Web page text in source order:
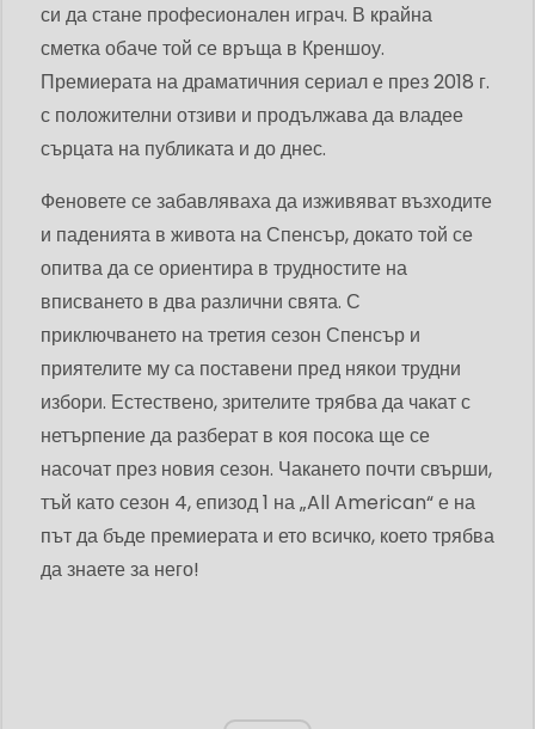
си да стане професионален играч. В крайна
сметка обаче той се връща в Креншоу.
Премиерата на драматичния сериал е през 2018 г.
с положителни отзиви и продължава да владее
сърцата на публиката и до днес.
Феновете се забавляваха да изживяват възходите
и паденията в живота на Спенсър, докато той се
опитва да се ориентира в трудностите на
вписването в два различни свята. С
приключването на третия сезон Спенсър и
приятелите му са поставени пред някои трудни
избори. Естествено, зрителите трябва да чакат с
нетърпение да разберат в коя посока ще се
насочат през новия сезон. Чакането почти свърши,
тъй като сезон 4, епизод 1 на „All American“ е на
път да бъде премиерата и ето всичко, което трябва
да знаете за него!